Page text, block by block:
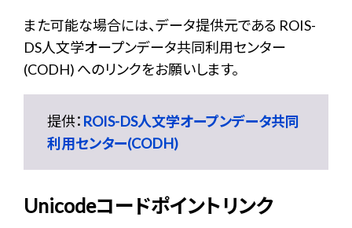
また可能な場合には、データ提供元である ROIS-
DS人文学オープンデータ共同利用センター
(CODH) へのリンクをお願いします。
提供： ROIS-DS人文学オープンデータ共同
利用センター(CODH)
Unicodeコードポイントリンク